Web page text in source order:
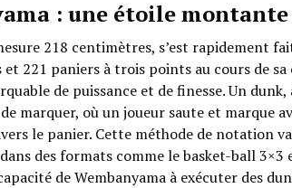
: une étoile montante
218 centimètres, s’est rapidement
221 paniers à trois points au cours de
de puissance et de finesse. Un
marquer, où un joueur saute et marque
le panier. Cette méthode de notation
des formats comme le basket-ball
de Wembanyama à exécuter des